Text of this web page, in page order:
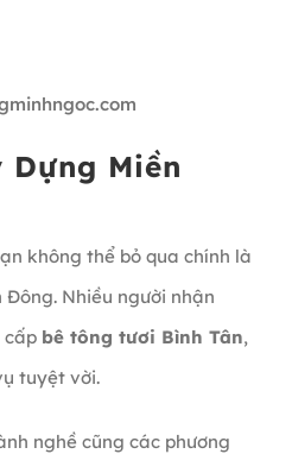
Dựng Miền
không thể bỏ qua chính là
Đông. Nhiều người nhận
cấp bê tông tươi Bình Tân,
tuyệt vời.
nghề cũng các phương